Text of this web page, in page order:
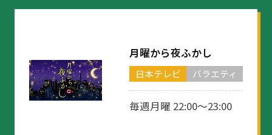
月曜から夜ふかし
日本テレビ バラエティ
毎週月曜 22:00～23:00